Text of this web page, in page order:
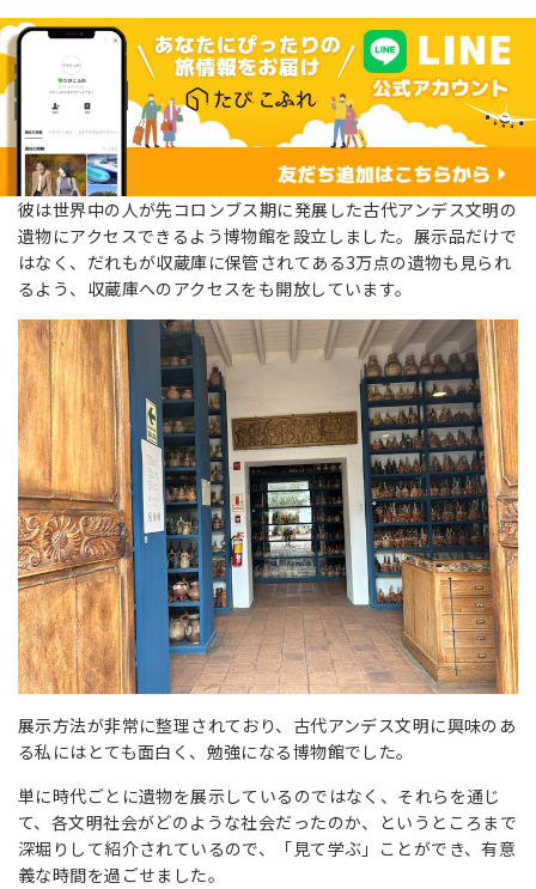
彼は世界中の人が先コロンブス期に発展した古代アンデス文明の
遺物にアクセスできるよう博物館を設立しました。展示品だけで
はなく、だれもが収蔵庫に保管されてある3万点の遺物も見られ
るよう、収蔵庫へのアクセスをも開放しています。
展示方法が非常に整理されており、古代アンデス文明に興味のあ
る私にはとても面白く、勉強になる博物館でした。
単に時代ごとに遺物を展示しているのではなく、それらを通じ
て、各文明社会がどのような社会だったのか、というところまで
深堀りして紹介されているので、「見て学ぶ」ことができ、有意
義な時間を過ごせました。